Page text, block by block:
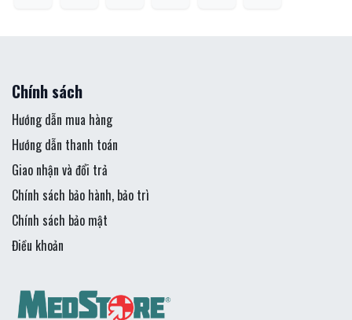
Chính sách
Hướng dẫn mua hàng
Hướng dẫn thanh toán
Giao nhận và đổi trả
Chính sách bảo hành, bảo trì
Chính sách bảo mật
Điều khoản